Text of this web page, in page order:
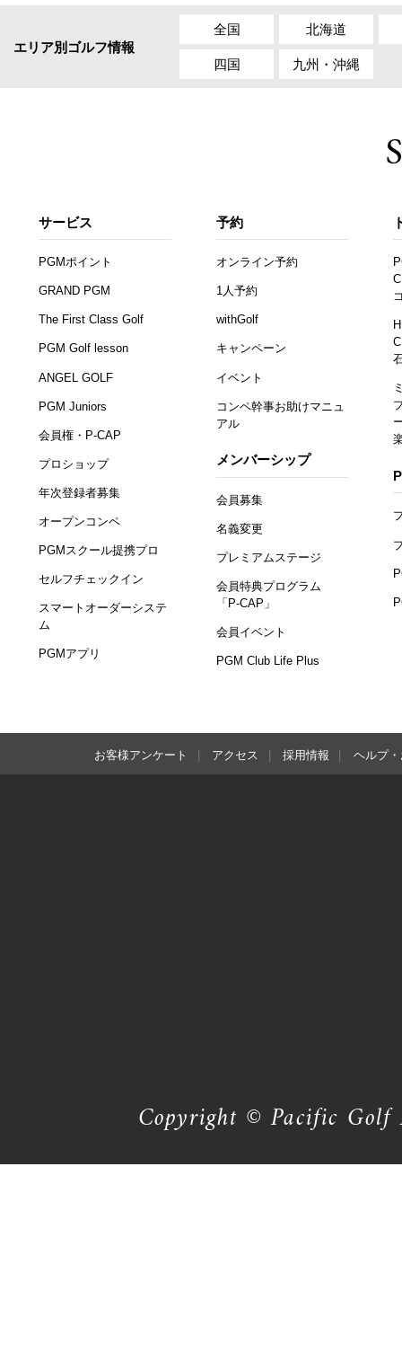
エリア別ゴルフ情報
全国 北海道
四国 九州・沖縄
サービス
PGMポイント
GRAND PGM
The First Class Golf
PGM Golf lesson
ANGEL GOLF
PGM Juniors
会員権・P-CAP
プロショップ
年次登録者募集
オープンコンペ
PGMスクール提携プロ
セルフチェックイン
スマートオーダーシステ
ム
PGMアプリ
予約
オンライン予約
1人予約
withGolf
キャンペーン
イベント
コンペ幹事お助けマニュ
アル
メンバーシップ
会員募集
名義変更
プレミアムステージ
会員特典プログラム
「P-CAP」
会員イベント
PGM Club Life Plus
お客様アンケート アクセス 採用情報 ヘルプ
Copyright © Pacific Golf